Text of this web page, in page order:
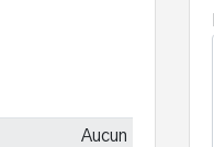
Aucun